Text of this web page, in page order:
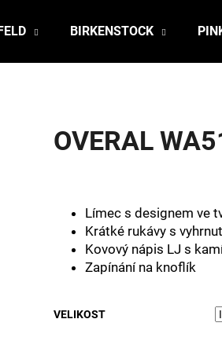
BIRKENSTOCK
OVERAL
Límec s designem ve
Krátké rukávy s
Kovový nápis LJ s
Zapínání na knoflík
VELIKOST
HLEDAT